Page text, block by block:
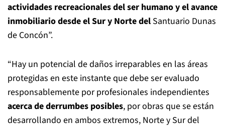
actividades recreacionales del ser humano y el avance
inmobiliario desde el Sur y Norte del Santuario Dunas
de Concón”.
“Hay un potencial de daños irreparables en las áreas
protegidas en este instante que debe ser evaluado
responsablemente por profesionales independientes
acerca de derrumbes posibles, por obras que se están
desarrollando en ambos extremos, Norte y Sur del